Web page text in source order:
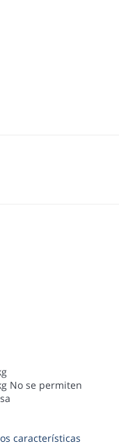
No se permiten
características